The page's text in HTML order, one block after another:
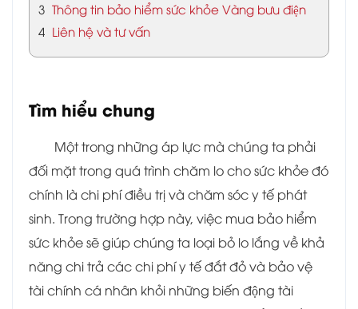
3 Thông tin bảo hiểm sức khỏe Vàng bưu điện
4 Liên hệ và tư vấn
Tìm hiểu chung
Một trong những áp lực mà chúng ta phải
đối mặt trong quá trình chăm lo cho sức khỏe đó
chính là chi phí điều trị và chăm sóc y tế phát
sinh. Trong trường hợp này, việc mua bảo hiểm
sức khỏe sẽ giúp chúng ta loại bỏ lo lắng về khả
năng chi trả các chi phí y tế đắt đỏ và bảo vệ
tài chính cá nhân khỏi những biến động tài